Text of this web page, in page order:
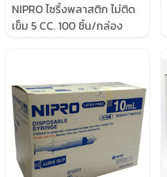
NIPRO ไซริ้งพลาสติก ไม่ติด
เข็ม 5 CC. 100 ชิ้น/กล่อง